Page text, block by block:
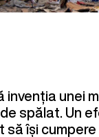
unei
spălat. Un
își